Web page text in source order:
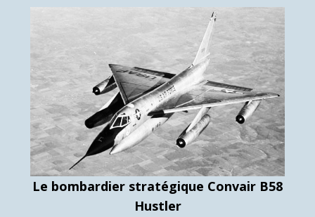
Le bombardier stratégique Convair B58
Hustler